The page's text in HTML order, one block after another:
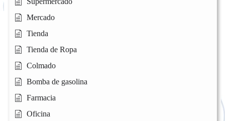
Mercado
Tienda
Tienda de Ropa
Colmado
Bomba de gasolina
Farmacia
Oficina